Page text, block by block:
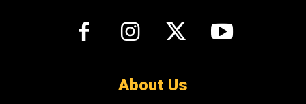
About Us